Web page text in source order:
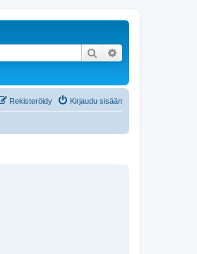
Etsi
Kirjaudu sisään
Rekisteröidy